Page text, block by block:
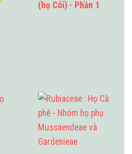
(họ Cói) - Phần 1